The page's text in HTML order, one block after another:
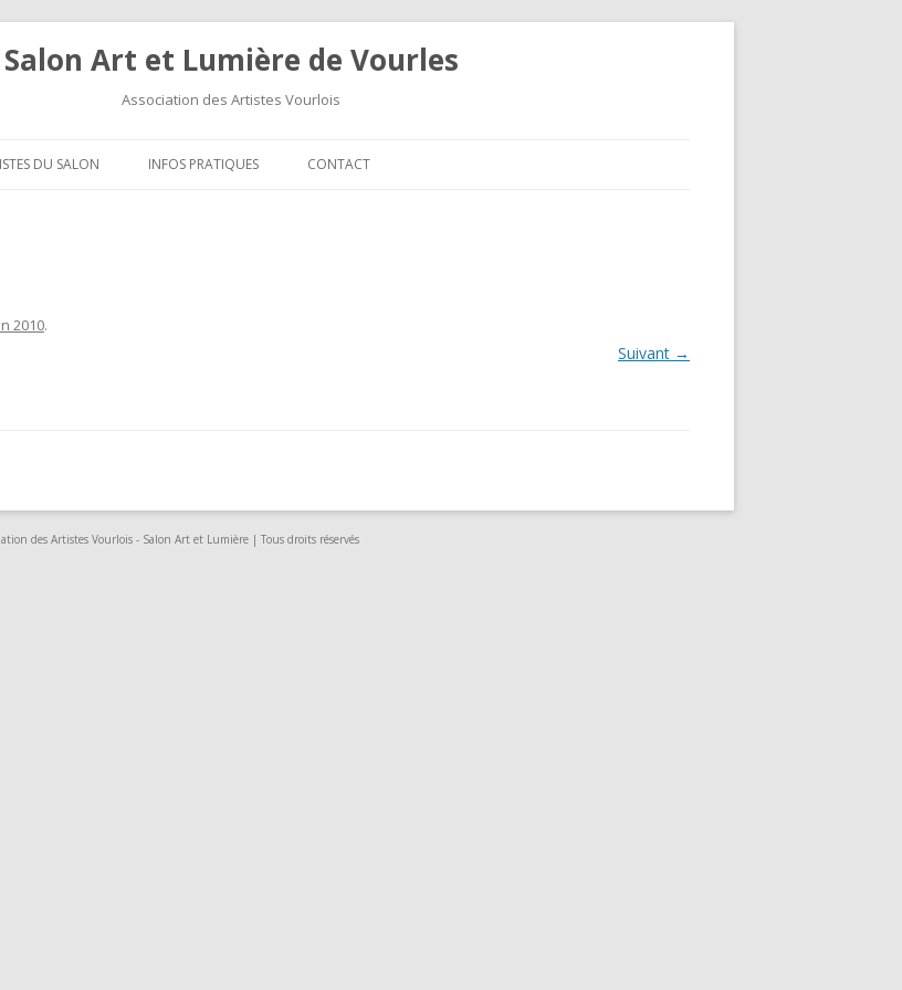
Salon Art et Lumière de Vourles
Association des Artistes Vourlois
DU SALON INFOS PRATIQUES CONTACT
2010.
Suivant →
des Artistes Vourlois - Salon Art et Lumière | Tous droits réservés